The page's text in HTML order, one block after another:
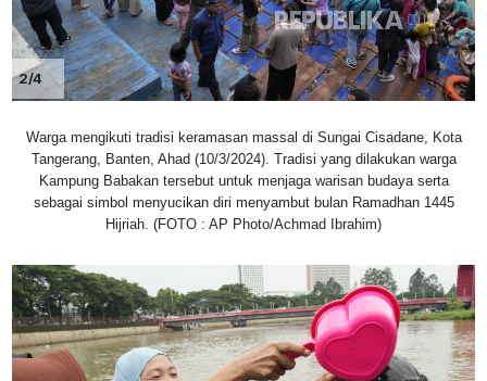
2/4
Warga mengikuti tradisi keramasan massal di Sungai Cisadane, Kota
Tangerang, Banten, Ahad (10/3/2024). Tradisi yang dilakukan warga
Kampung Babakan tersebut untuk menjaga warisan budaya serta
sebagai simbol menyucikan diri menyambut bulan Ramadhan 1445
Hijriah. (FOTO : AP Photo/Achmad Ibrahim)